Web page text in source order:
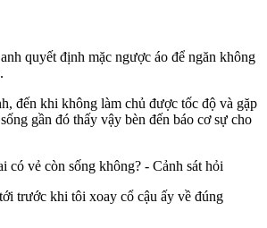
quyết định mặc ngược áo để ngăn không
đến khi không làm chủ được tốc độ và gặp
gần đó thấy vậy bèn đến báo cơ sự cho
có vẻ còn sống không? - Cảnh sát hỏi
trước khi tôi xoay cổ cậu ấy về đúng